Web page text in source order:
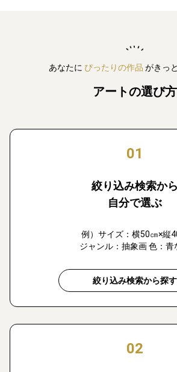
あなたに ぴったりの作品 がきっ
アートの選び方
01
絞り込み検索から
自分で選ぶ
例）サイズ：横50㎝×縦
ジャンル：抽象画 色：青
絞り込み検索から探す
02